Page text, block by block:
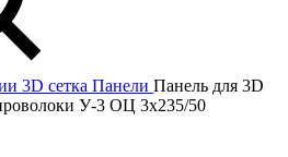
3D сетка Панели Панель для 3D
У-3 ОЦ 3х235/50